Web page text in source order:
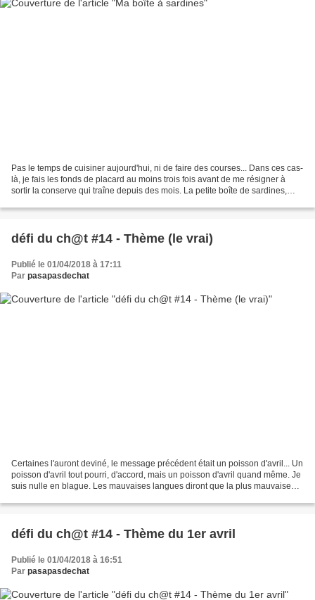
Pas le temps de cuisiner aujourd'hui, ni de faire des courses... Dans ces cas-
là, je fais les fonds de placard au moins trois fois avant de me résigner à
sortir la conserve qui traîne depuis des mois. La petite boîte de sardines,
défi du ch@t #14 - Thème (le vrai)
Publié le 01/04/2018 à 17:11
Par pasapasdechat
Certaines l'auront deviné, le message précédent était un poisson d'avril... Un
poisson d'avril tout pourri, d'accord, mais un poisson d'avril quand même. Je
suis nulle en blague. Les mauvaises langues diront que la plus mauvaise
défi du ch@t #14 - Thème du 1er avril
Publié le 01/04/2018 à 16:51
Par pasapasdechat